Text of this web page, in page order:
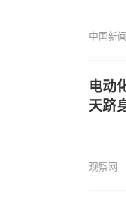
中国新
电动
天跻
观察网